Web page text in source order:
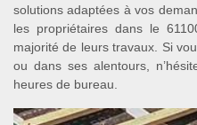
solutions adaptées à vos
les propriétaires dans le
majorité de leurs travaux. Si
ou dans ses alentours,
heures de bureau.